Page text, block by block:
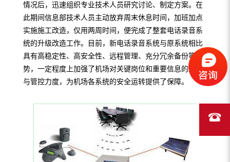
情况后，迅速组织专业技术人员研究讨论、制定方案。在
此期间信息部技术人员主动放弃周末休息时间，加班加点
实施施工改造，仅用两周时间，便完成了整套电话录音系
统的升级改造工作。目前，新电话录音系统与原系统相比
具有高稳定性、高安全性、远程管理、充分冗余备份等优
势，一定程度上加强了机场对关键岗位和重要信息的监督
与管控力度，为机场各系统的安全运转提供了保障。